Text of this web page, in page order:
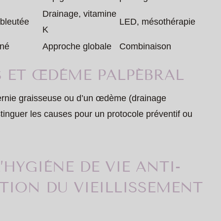
Drainage, vitamine
K
LED, mésothérapie
Approche globale Combinaison
ET ŒDÈME PALPÉBRAL
graisseuse ou d’un œdème (drainage
les causes pour un protocole préventif ou
DE VIE ANTI-
DU VIEILLISSEMENT